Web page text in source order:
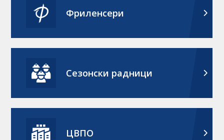
Фриленсери
Сезонски радници
ЦВПО